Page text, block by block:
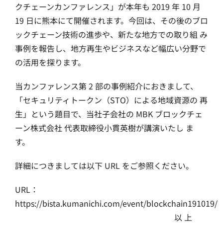
クチェーンカンファレンス」が本年も 2019 年 10 月
19 日に熊本にて開催されます。今回は、その後のブロ
ックチェーン技術の進歩や、新たな地方での取り組 み
事例を報告し、地方再生やビジネスなど幅広い分野で
の活用を探ります。
当カンファレンス第 2 部の事例紹介におきまして、
「セキュリティトークン（STO）による地域資源の 再
生」という題目で、当社子会社の MBK ブロックチェ
ーン株式会社 代表取締役小貫英樹が講演いたし ま
す。
詳細につきましては以下 URL をご参照ください。
URL：
https://bista.kumanichi.com/event/blockchain191019/
以 上